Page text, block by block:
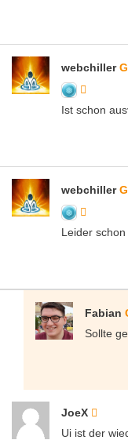
webchiller
Ist schon
webchiller
Leider
Fabian
Sollte
JoeX
Ui ist der